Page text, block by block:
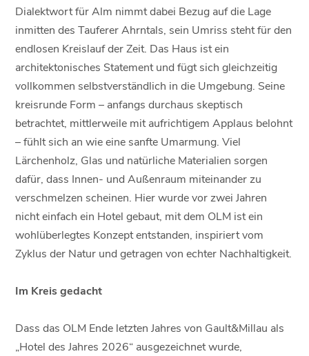
Dialektwort für Alm nimmt dabei Bezug auf die Lage
inmitten des Tauferer Ahrntals, sein Umriss steht für den
endlosen Kreislauf der Zeit. Das Haus ist ein
architektonisches Statement und fügt sich gleichzeitig
vollkommen selbstverständlich in die Umgebung. Seine
kreisrunde Form – anfangs durchaus skeptisch
betrachtet, mittlerweile mit aufrichtigem Applaus belohnt
– fühlt sich an wie eine sanfte Umarmung. Viel
Lärchenholz, Glas und natürliche Materialien sorgen
dafür, dass Innen- und Außenraum miteinander zu
verschmelzen scheinen. Hier wurde vor zwei Jahren
nicht einfach ein Hotel gebaut, mit dem OLM ist ein
wohlüberlegtes Konzept entstanden, inspiriert vom
Zyklus der Natur und getragen von echter Nachhaltigkeit.
Im Kreis gedacht
Dass das OLM Ende letzten Jahres von Gault&Millau als
„Hotel des Jahres 2026“ ausgezeichnet wurde,